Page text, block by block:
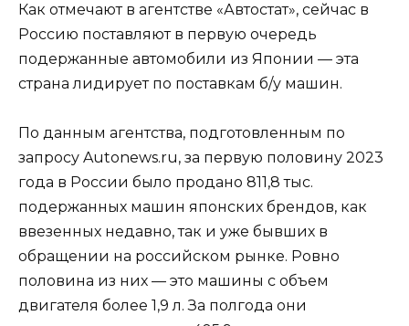
Как отмечают в агентстве «Автостат», сейчас в
Россию поставляют в первую очередь
подержанные автомобили из Японии — эта
страна лидирует по поставкам б/у машин.
По данным агентства, подготовленным по
запросу Autonews.ru, за первую половину 2023
года в России было продано 811,8 тыс.
подержанных машин японских брендов, как
ввезенных недавно, так и уже бывших в
обращении на российском рынке. Ровно
половина из них — это машины с объем
двигателя более 1,9 л. За полгода они